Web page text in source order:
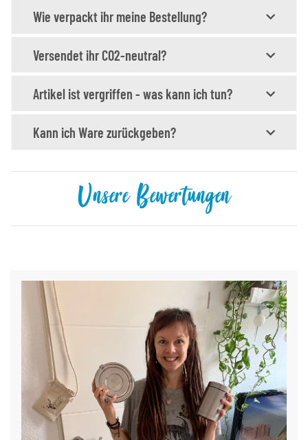
Wie verpackt ihr meine Bestellung?
Versendet ihr CO2-neutral?
Artikel ist vergriffen - was kann ich tun?
Kann ich Ware zurückgeben?
Unsere Bewertungen